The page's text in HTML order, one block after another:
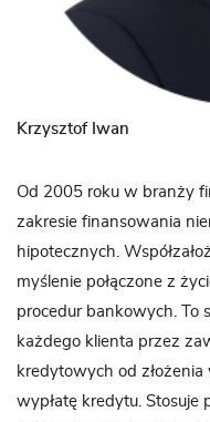
Krzysztof Iwan
Od 2005 roku w branży
zakresie finansowania
hipotecznych.
myślenie połączone z
procedur bankowych. To
każdego klienta przez
kredytowych od złożenia
wypłatę kredytu. Stosuje